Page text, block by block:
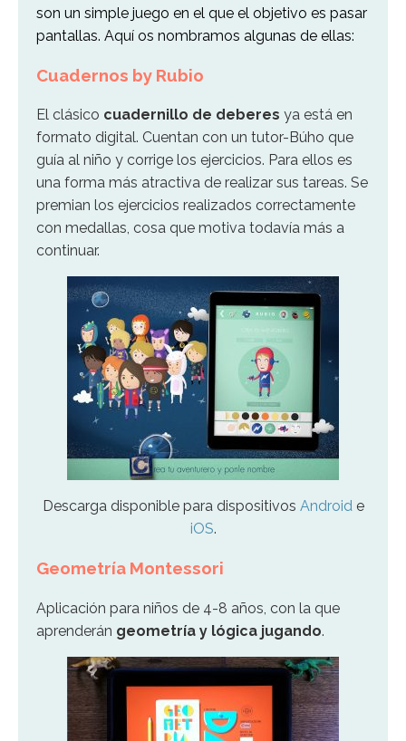
son un simple juego en el que el objetivo es pasar
pantallas. Aquí os nombramos algunas de ellas:
Cuadernos by Rubio
El clásico cuadernillo de deberes ya está en
formato digital. Cuentan con un tutor-Búho que
guía al niño y corrige los ejercicios. Para ellos es
una forma más atractiva de realizar sus tareas. Se
premian los ejercicios realizados correctamente
con medallas, cosa que motiva todavía más a
continuar.
Descarga disponible para dispositivos Androide
iOS.
Geometría Montessori
Aplicación para niños de 4-8 años, con la que
aprenderán geometría y lógica jugando.